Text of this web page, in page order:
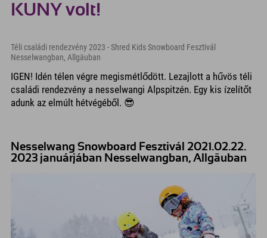
KUNY volt!
Téli családi rendezvény 2023 - Shred Kids Snowboard Fesztivál
Nesselwangban, Allgäuban
IGEN! Idén télen végre megismétlődött. Lezajlott a hűvös téli
családi rendezvény a nesselwangi Alpspitzén. Egy kis ízelítőt
adunk az elmúlt hétvégéből. 😎
Nesselwang Snowboard Fesztivál 2021.02.22.
2023 januárjában Nesselwangban, Allgäuban